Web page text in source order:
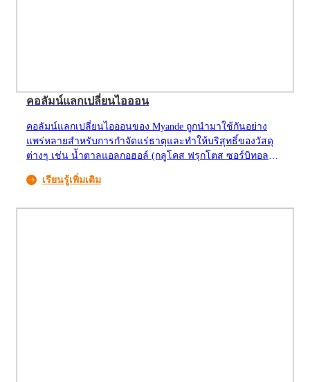
คอลัมน์แลกเปลี่ยนไอออน
คอลัมน์แลกเปลี่ยนไอออนของ Myande ถูกนำมาใช้กันอย่าง
แพร่หลายสำหรับการกำจัดแร่ธาตุและทำให้บริสุทธิ์ของวัสดุ
ต่างๆ เช่น น้ำตาลแอลกอฮอล์ (กลูโคส ฟรุกโตส ซอร์บิทอล
เป็นต้น) และกรดอินทรีย์ (กรดซิตริก กรดแลคติก เป็นต้น) และ
มีการประยุกต์ใช้อย่างกว้างขวางในอุตสาหกรรมแปรรูปแป้ง
เรียนรู้เพิ่มเติม